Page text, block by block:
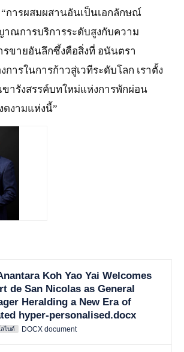
การผสมผสานอันเป็นเอกลักษณ์
ณการบริการระดับสูงกับความ
ขายอันลึกซึ้งคือสิ่งที่ อนันตรา
การในการก้าวสู่เวทีระดับโลก เราตั้ง
ขารังสรรค์บทใหม่แห่งการพักผ่อน
ดงามแห่งนี้”
Koh Yao Yai Welcomes
de San Nicolas as General
Heralding a New Era of
hyper-personalised.docx
ไบต์ DOCX document